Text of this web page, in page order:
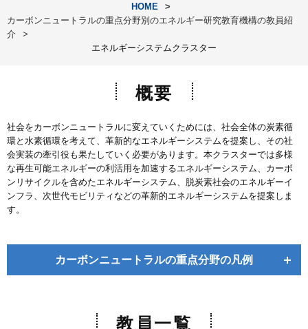
HOME
カーボンニュートラルの重点分野別のエネルギー研究教育機構の教員紹
介
エネルギーシステムクラスター
概要
社会をカーボンニュートラルに変えていくためには、社会全体の炭素循
環と水素循環を考えて、革新的なエネルギーシステムを提案し、その社
会実装の牽引役も果たしていく必要があります。本クラスターでは多様
な再生可能エネルギーの利活用を加速するエネルギーシステム、カーボ
ンリサイクルを含めたエネルギーシステム、脱炭素社会のエネルギーイ
ンフラ、次世代モビリティなどの革新的エネルギーシステムを提案しま
す。
カーボンニュートラルの重点分野の凡例
教員一覧